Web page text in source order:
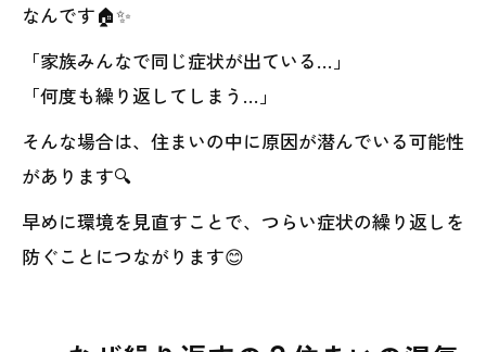
なんです🏠✨
「家族みんなで同じ症状が出ている…」
「何度も繰り返してしまう…」
そんな場合は、住まいの中に原因が潜んでいる可能性
があります🔍
早めに環境を見直すことで、つらい症状の繰り返しを
防ぐことにつながります😊